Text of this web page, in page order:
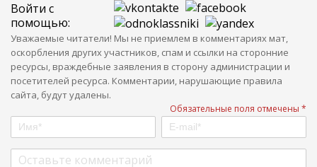
Войти с
помощью:
Уважаемые читатели! Мы не приемлем в комментариях мат,
оскорбления других участников, спам и ссылки на сторонние
ресурсы, враждебные заявления в сторону администрации и
посетителей ресурса. Комментарии, нарушающие правила
сайта, будут удалены.
Обязательные поля отмечены *